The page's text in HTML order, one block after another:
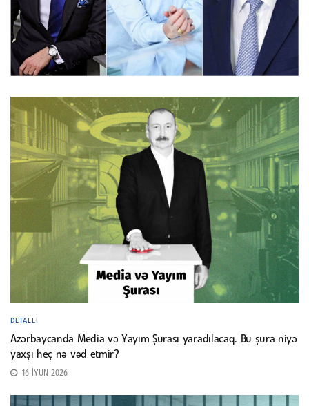
DETALLI
Azərbaycanda Media və Yayım Şurası yaradılacaq. Bu şura niyə
yaxşı heç nə vəd etmir?
16 İYUN 2026